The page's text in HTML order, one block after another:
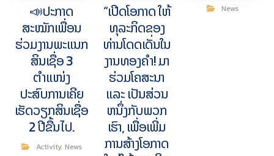
📣ປະກາດ
ສະໝັກເພື່ອນ
ຮ່ວມງານພະແນກ
ສິນເຊື່ອ 3
ຕຳແໜ່ງ
ປະສົບການເຄີຍ
ເຮັດວຽກສິນເຊື່ອ
2 ປີຂື້ນໄປ.
Activity, News
“ເປີດໂອກາດ ໃຫ້
ທຸລະກິດຂອງ
ທ່ານໂດດເດັ່ນໃນ
ງານທອງຄໍາ! ມາ
ຮ່ວມໂຄສະນາ
ແລະ ເປັນສ່ວນ
ຫນຶ່ງກັບພວກ
ເຮົາ, ເພື່ອເພີ່ມ
ການສ້າງໂອກາດ
News